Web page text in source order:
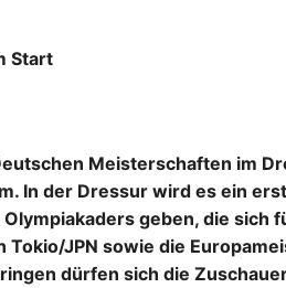
Start
Meisterschaften im
In der Dressur wird es ein
geben, die sich
Tokio/JPN sowie die
dürfen sich die